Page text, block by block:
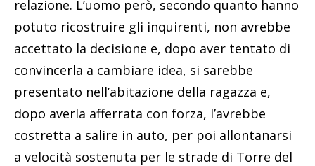
relazione. L’uomo però, secondo quanto hanno
potuto ricostruire gli inquirenti, non avrebbe
accettato la decisione e, dopo aver tentato di
convincerla a cambiare idea, si sarebbe
presentato nell’abitazione della ragazza e,
dopo averla afferrata con forza, l’avrebbe
costretta a salire in auto, per poi allontanarsi
a velocità sostenuta per le strade di Torre del